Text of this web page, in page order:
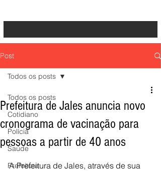
Post
Todos os posts
Cotidiano
Polícia
Saúde
Prefeitura
Todos os posts
Prefeitura de Jales anuncia novo
cronograma de vacinação para
pessoas a partir de 40 anos
A Prefeitura de Jales, através de sua